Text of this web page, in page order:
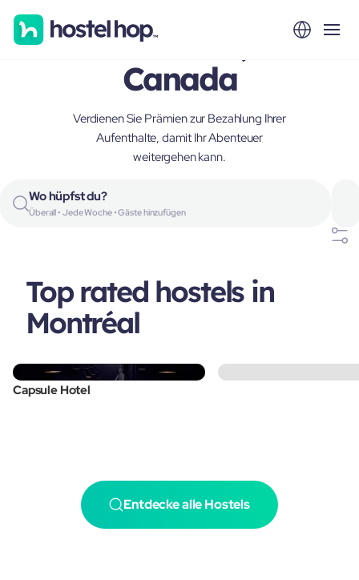
Montréal,
Canada
Verdienen Sie Prämien zur Bezahlung Ihrer
Aufenthalte, damit Ihr Abenteuer
weitergehen kann.
Wo hüpfst du?
Überall • Jede Woche • Gäste hinzufügen
Top rated hostels in
Montréal
Capsule Hotel
Entdecke alle Hostels